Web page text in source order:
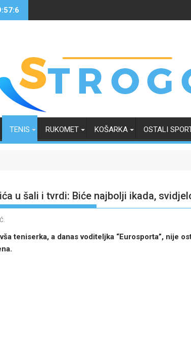
TENIS RUKOMET KOŠARKA OSTALI
u šali i tvrdi: Biće najbolji ikada,
teniserka, a danas voditeljka “Eurosporta”, nije